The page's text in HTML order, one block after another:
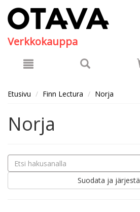
Verkkokauppa
Etusivu Finn Lectura Norja
Norja
Suodata ja järjestä